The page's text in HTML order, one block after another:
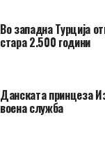
Во западна Турција
стара 2.500 години
Данската принцеза
воена служба